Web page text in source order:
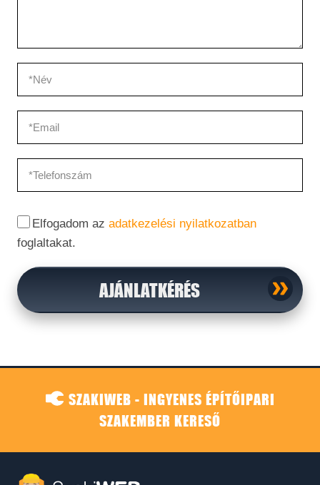
Elfogadom az adatkezelési nyilatkozatban
foglaltakat.
AJÁNLATKÉRÉS
SZAKIWEB - INGYENES ÉPÍTŐIPARI
SZAKEMBER KERESŐ